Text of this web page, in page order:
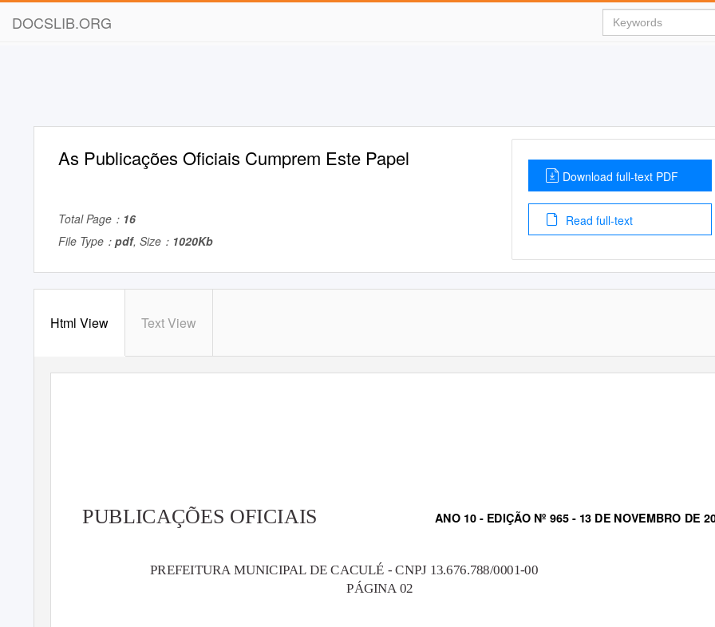
DOCSLIB.ORG
As Publicações Oficiais Cumprem Este Papel
Total Page： 16
File Type： pdf, Size： 1020Kb
Download full-text PDF
Read full-text
Html View Text View
ANO 10 - EDIÇÃO Nº 965 - 13 DE NOVEMBRO DE
PUBLICAÇÕES OFICIAIS
PREFEITURA MUNICIPAL DE CACULÉ - CNPJ 13.676.788/0001-00
PÁGINA 02